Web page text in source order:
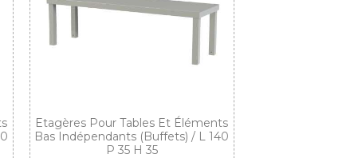
Etagères Pour Tables Et Éléments
Bas Indépendants (buffets) / L 140
P 35 H 35